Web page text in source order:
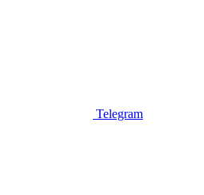
Telegram